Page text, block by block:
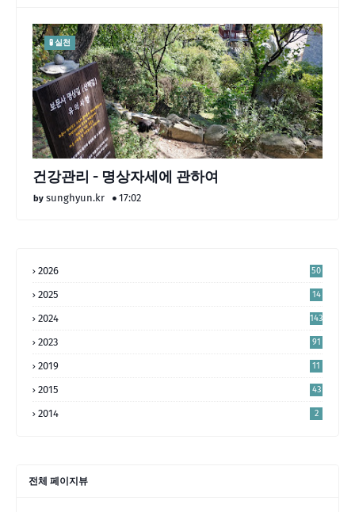
🧪 실천
건강관리 - 명상자세에 관하여
sunghyun.kr 17:02
2026 50
2025
14
2024 143
2023 91
2019 11
2015 43
2014 2
전체 페이지뷰